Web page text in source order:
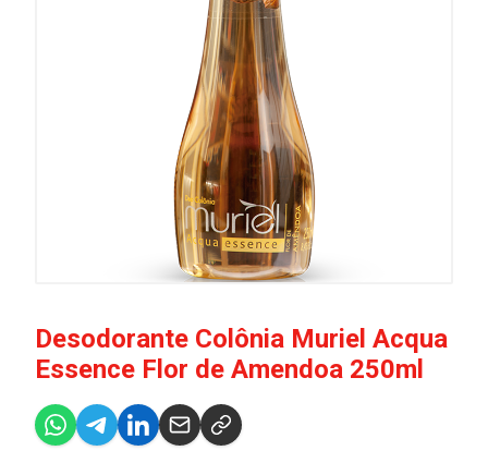
Desodorante Colônia Muriel Acqua
Essence Flor de Amendoa 250ml